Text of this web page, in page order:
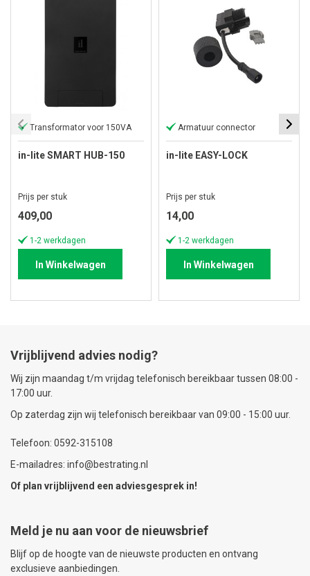
Transformator voor 150VA
in-lite SMART HUB-150
Prijs per stuk
409,00
1-2 werkdagen
In Winkelwagen
Armatuur connector
in-lite EASY-LOCK
Prijs per stuk
14,00
1-2 werkdagen
In Winkelwagen
Vrijblijvend advies nodig?
Wij zijn maandag t/m vrijdag telefonisch bereikbaar tussen 08:00 -
17:00 uur.
Op zaterdag zijn wij telefonisch bereikbaar van 09:00 - 15:00 uur.
Telefoon: 0592-315108
E-mailadres: info@bestrating.nl
Of plan vrijblijvend een adviesgesprek in!
Meld je nu aan voor de nieuwsbrief
Blijf op de hoogte van de nieuwste producten en ontvang
exclusieve aanbiedingen.